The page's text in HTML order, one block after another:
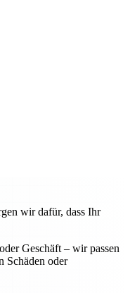
wir dafür, dass Ihr
Geschäft – wir passen
Schäden oder